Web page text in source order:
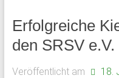
Erfolgreiche
den SRSV e.V.
Veröffentlicht am 18.